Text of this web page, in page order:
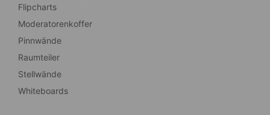
Flipcharts
Moderatorenkoffer
Pinnwände
Raumteiler
Stellwände
Whiteboards